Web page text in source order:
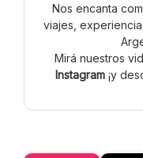
Nos encanta
viajes,
Mirá nuestros
Instagram¡y